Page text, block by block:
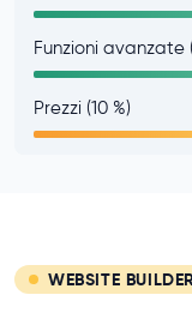
Funzioni avanzate
Prezzi (10 %)
WEBSITE BUILDER